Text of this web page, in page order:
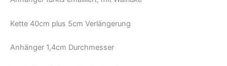
Kette 40cm plus 5cm Verlängerung
Anhänger 1,4cm Durchmesser